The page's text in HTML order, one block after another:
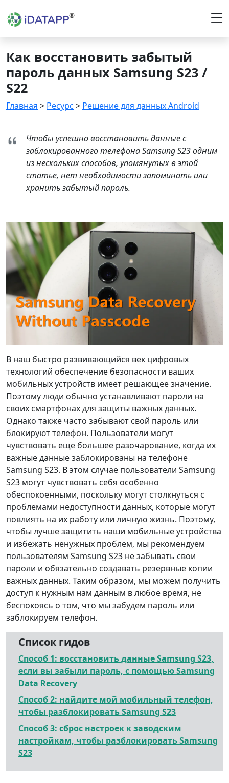
Как восстановить забытый
пароль данных Samsung S23 /
S22
Главная > Ресурс > Решение для данных Android
Чтобы успешно восстановить данные с
заблокированного телефона Samsung S23 одним
из нескольких способов, упомянутых в этой
статье, нет необходимости запоминать или
хранить забытый пароль.
В наш быстро развивающийся век цифровых
технологий обеспечение безопасности ваших
мобильных устройств имеет решающее значение.
Поэтому люди обычно устанавливают пароли на
своих смартфонах для защиты важных данных.
Однако также часто забывают свой пароль или
блокируют телефон. Пользователи могут
чувствовать еще большее разочарование, когда их
важные данные заблокированы на телефоне
Samsung S23. В этом случае пользователи Samsung
S23 могут чувствовать себя особенно
обеспокоенными, поскольку могут столкнуться с
проблемами недоступности данных, которые могут
повлиять на их работу или личную жизнь. Поэтому,
чтобы лучше защитить наши мобильные устройства
и избежать ненужных проблем, мы рекомендуем
пользователям Samsung S23 не забывать свои
пароли и обязательно создавать резервные копии
важных данных. Таким образом, мы можем получить
доступ к нужным нам данным в любое время, не
беспокоясь о том, что мы забудем пароль или
заблокируем телефон.
Список гидов
Способ 1: восстановить данные Samsung S23,
если вы забыли пароль, с помощью Samsung
Data Recovery
Способ 2: найдите мой мобильный телефон,
чтобы разблокировать Samsung S23
Способ 3: сброс настроек к заводским
настройкам, чтобы разблокировать Samsung
S23